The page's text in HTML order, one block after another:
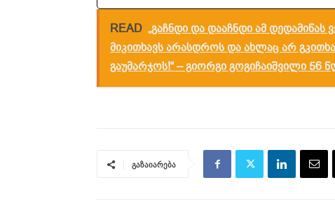
READ „გაჩნდი და დააჩნდი ამ
მიკითხავს არასდროს და ახლაც არ
გაუმარჯოს!“ – გიორგი გოგიჩაიშვილი 56
გაზაიარება